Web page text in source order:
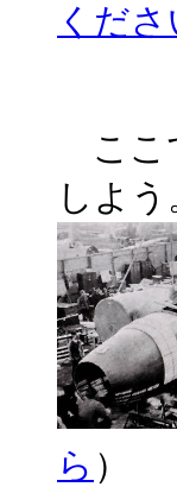
くださ
ここ
しよう
ら ）